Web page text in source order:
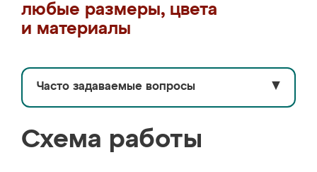
любые размеры, цвета
и материалы
Часто задаваемые вопросы ▼
Схема работы